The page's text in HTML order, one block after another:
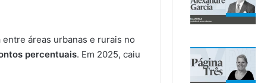
áreas urbanas e rurais no
percentuais. Em 2025, caiu